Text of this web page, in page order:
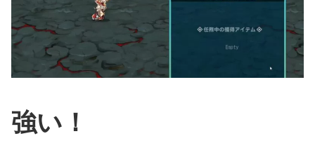
強い！